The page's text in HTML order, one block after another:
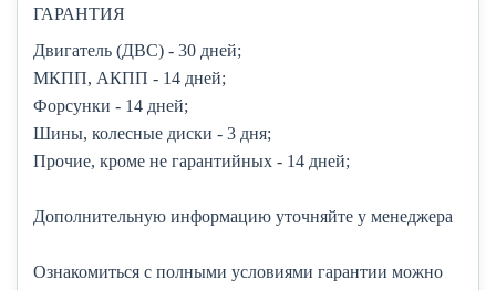
ГАРАНТИЯ
Двигатель (ДВС) - 30 дней;
МКПП, АКПП - 14 дней;
Форсунки - 14 дней;
Шины, колесные диски - 3 дня;
Прочие, кроме не гарантийных - 14 дней;
Дополнительную информацию уточняйте у менеджера
Ознакомиться с полными условиями гарантии можно